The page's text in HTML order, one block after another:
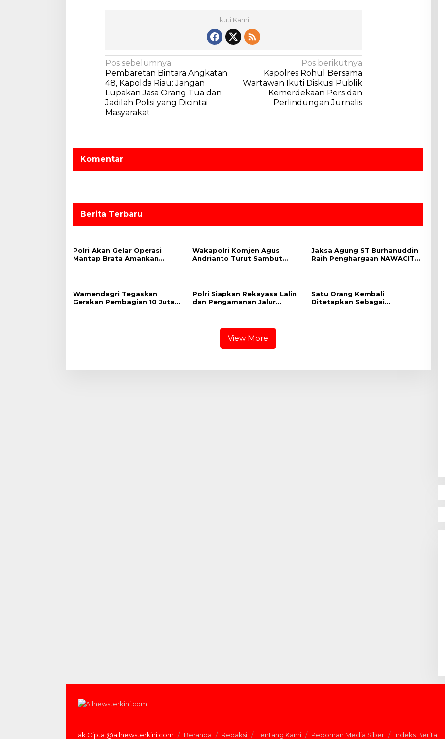
Ikuti Kami
N
a
v
i
g
s
i
s
Pos sebelumnya
Pembaretan Bintara Angkatan
48, Kapolda Riau: Jangan
Lupakan Jasa Orang Tua dan
Jadilah Polisi yang Dicintai
Masyarakat
Pos berikutnya
Kapolres Rohul Bersama
Wartawan Ikuti Diskusi Publik
Kemerdekaan Pers dan
Perlindungan Jurnalis
Komentar
Berita Terbaru
Polri Akan Gelar Operasi
Mantap Brata Amankan
Wakapolri Komjen Agus
Andrianto Turut Sambut
Jaksa Agung ST Burhanuddin
Raih Penghargaan NAWACITA
Wamendagri Tegaskan
Gerakan Pembagian 10 Juta
Polri Siapkan Rekayasa Lalin
dan Pengamanan Jalur
Satu Orang Kembali
Ditetapkan Sebagai
View More
Hak Cipta @allnewsterkini.com Beranda Redaksi Tentang Kami Pedoman Media Siber Indeks Berita